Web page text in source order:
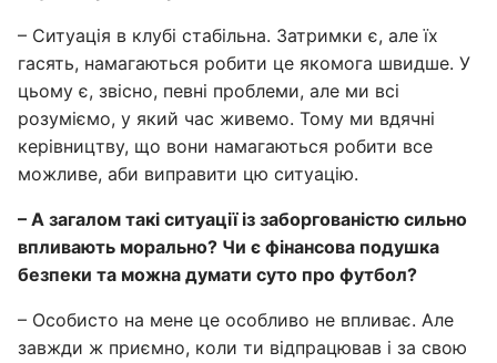
– Ситуація в клубі стабільна. Затримки є, але їх
гасять, намагаються робити це якомога швидше. У
цьому є, звісно, певні проблеми, але ми всі
розуміємо, у який час живемо. Тому ми вдячні
керівництву, що вони намагаються робити все
можливе, аби виправити цю ситуацію.
– А загалом такі ситуації із заборгованістю сильно
впливають морально? Чи є фінансова подушка
безпеки та можна думати суто про футбол?
– Особисто на мене це особливо не впливає. Але
завжди ж приємно, коли ти відпрацював і за свою